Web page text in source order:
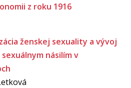
z roku 1916
ženskej sexuality a vývoj
násilím v